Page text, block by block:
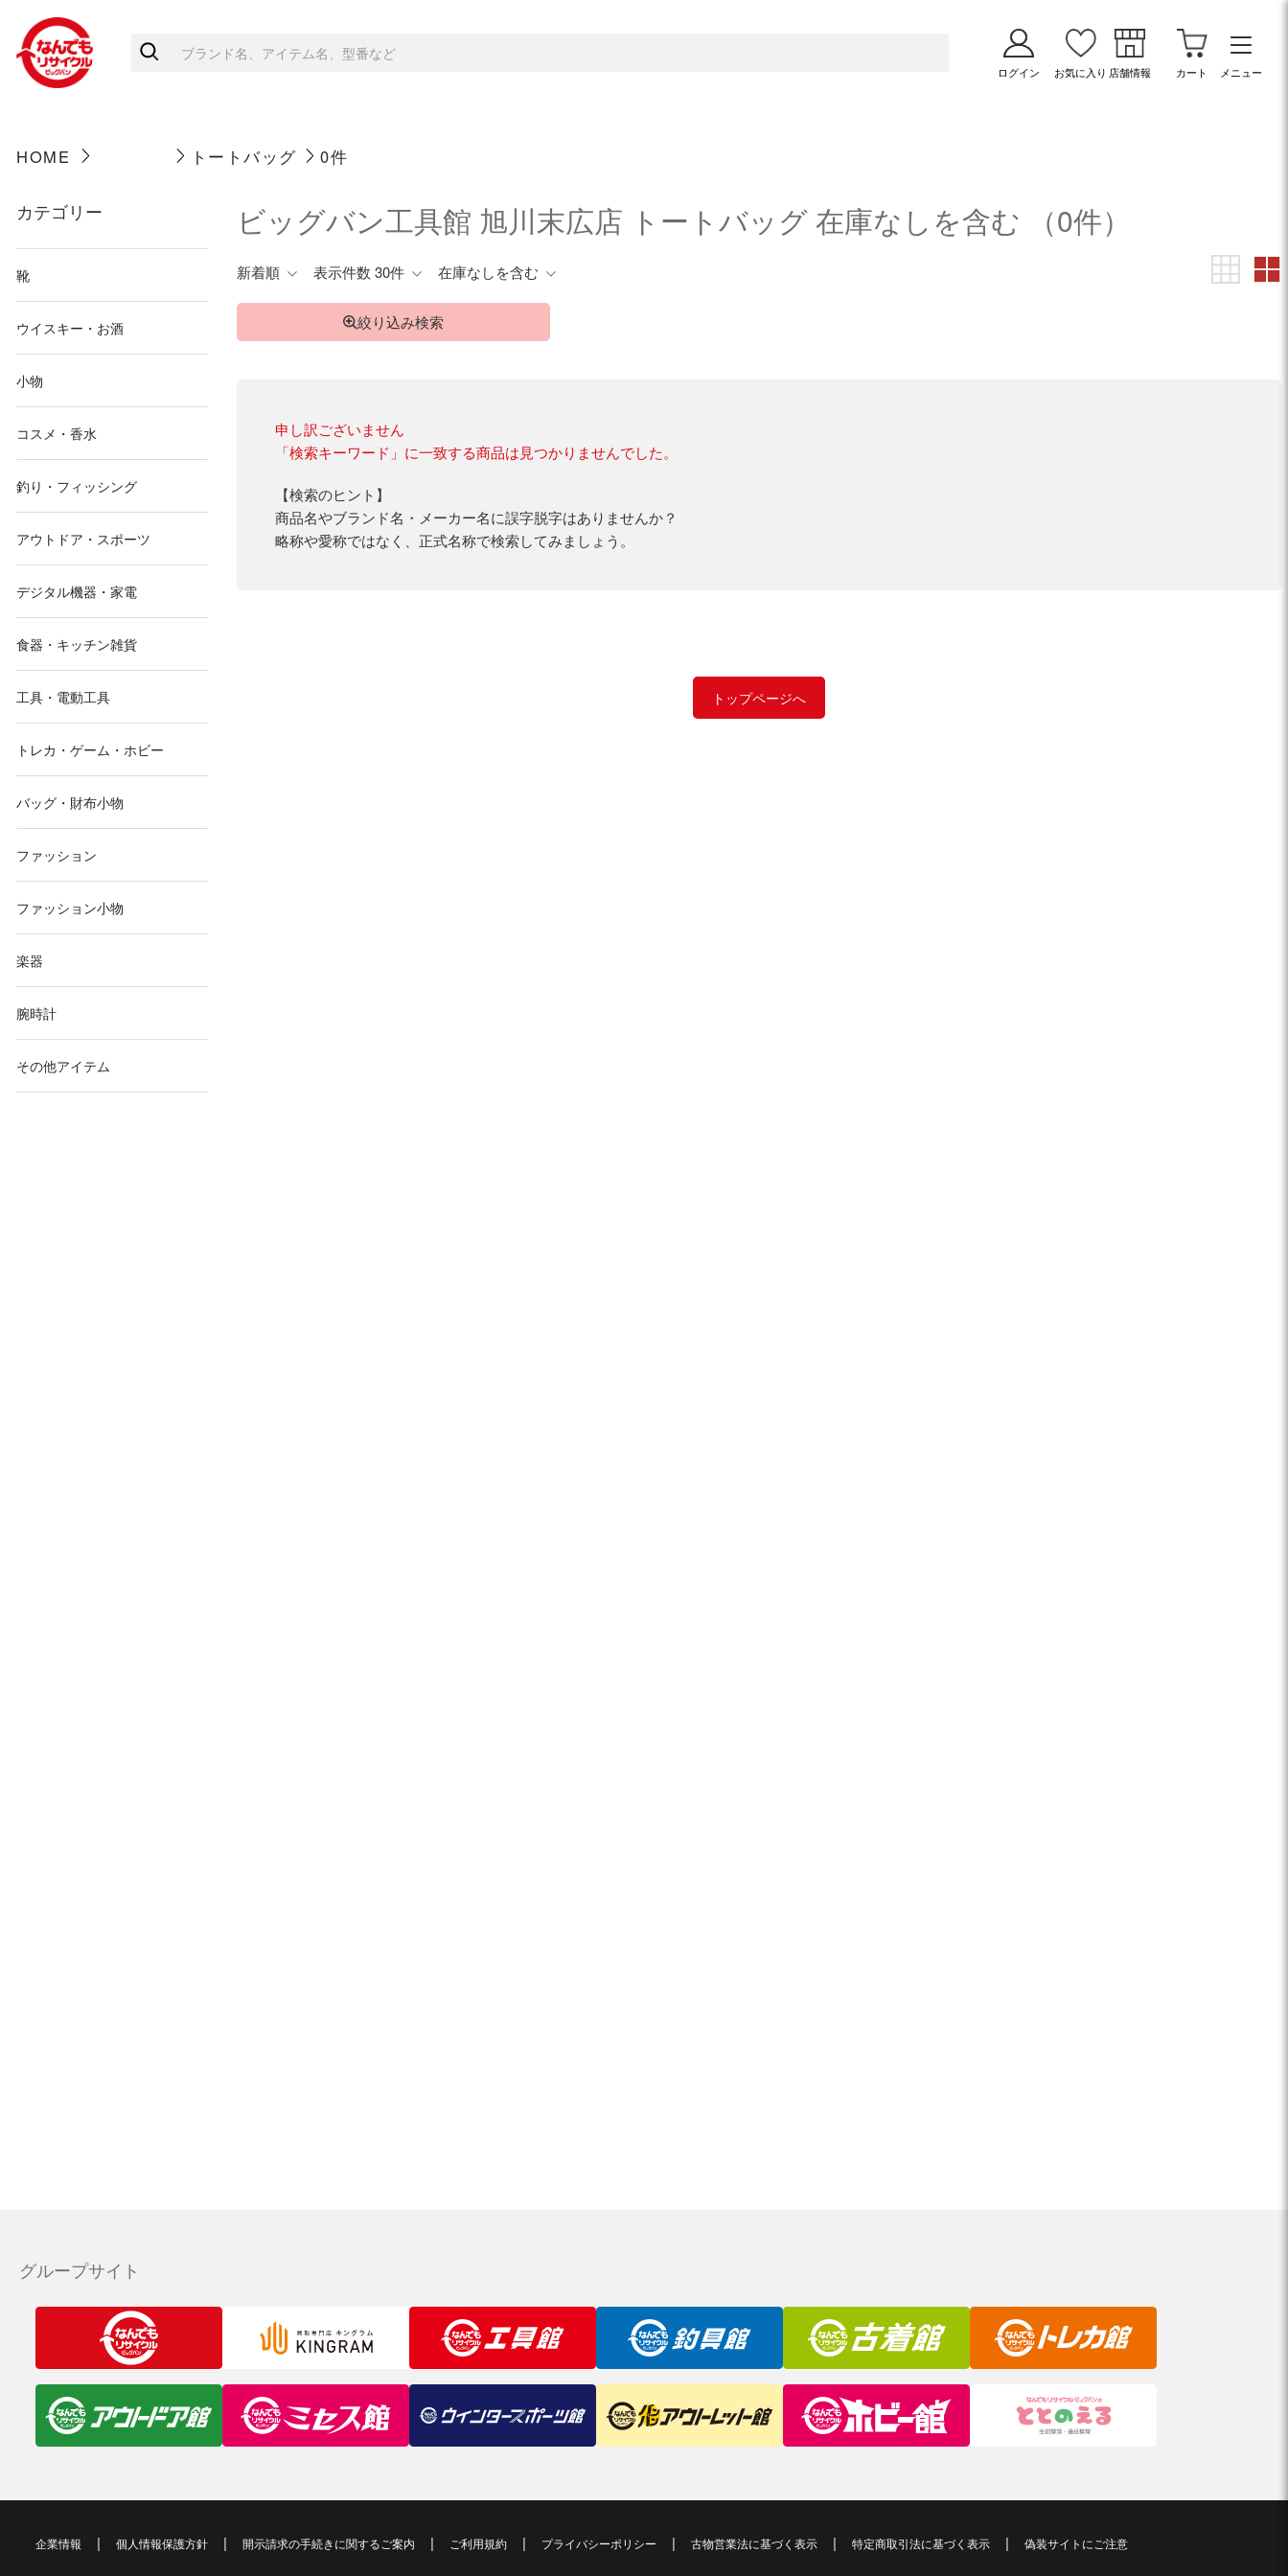
ログイン お気に入り 店舗情報 カート メニュー
HOME トートバッグ 0件
カテゴリー
靴
ウイスキー・お酒
小物
コスメ・香水
釣り・フィッシング
アウトドア・スポーツ
デジタル機器・家電
食器・キッチン雑貨
工具・電動工具
トレカ・ゲーム・ホビー
バッグ・財布小物
ファッション
ファッション小物
楽器
腕時計
その他アイテム
ビッグバン工具館 旭川末広店 トートバッグ 在庫なしを含む （0件）
新着順 表示件数 30件 在庫なしを含む
絞り込み検索
申し訳ございません
「検索キーワード」に一致する商品は見つかりませんでした。
【検索のヒント】
商品名やブランド名・メーカー名に誤字脱字はありませんか？
略称や愛称ではなく、正式名称で検索してみましょう。
トップページへ
グループサイト
企業情報 個人情報保護方針 開示請求の手続きに関するご案内 ご利用規約 プライバシーポリシー 古物営業法に基づく表示 特定商取引法に基づく表示 偽装サイトにご注意